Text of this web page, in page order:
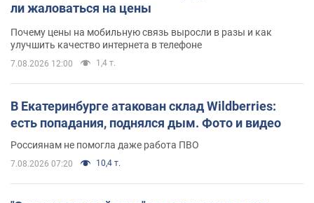
ли жаловаться на цены
Почему цены на мобильную связь выросли в разы и как
улучшить качество интернета в телефоне
7.08.2026 12:00 1,4 т.
В Екатеринбурге атакован склад Wildberries:
есть попадания, поднялся дым. Фото и видео
Россиянам не помогла даже работа ПВО
7.08.2026 07:20 10,4 т.